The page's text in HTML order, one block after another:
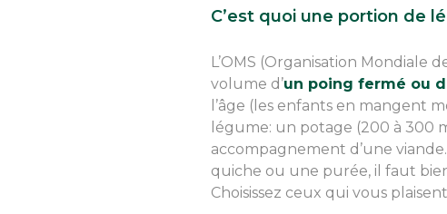
C’est quoi une portion de
L’OMS (Organisation Mondiale
volume d’un poing fermé ou
l’âge (les enfants en mangent
légume: un potage (200 à 300
accompagnement d’une
quiche ou une purée, il faut
Choisissez ceux qui vous